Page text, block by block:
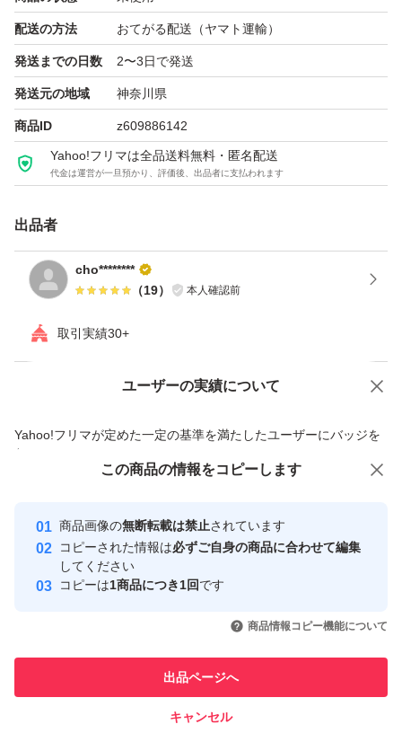
養補助食品
Brand: Myprotein
Volume: 1キロ
Diet: ベジタリアン, Informed Choice
Range: Myprotein
配送の方法 おてがる配送（ヤマト運輸）
発送までの日数 2〜3日で発送
発送元の地域 神奈川県
商品ID z609886142
Yahoo!フリマは全品送料無料・匿名配送
代金は運営が一旦預かり、評価後、出品者に支払われます
出品者
cho********
（19） 本人確認前
取引実績30+
ユーザーの実績について
Yahoo!フリマが定めた一定の基準を満たしたユーザーにバッジを
付与しています
安心取引出品者
心・安全なユーザーです
取引実績
引を完了させた実績があります
での取引実績があります
価格の相談 商品への質問
この商品の情報をコピーします
商品画像の無断転載は禁止されています
コピーされた情報は必ずご自身の商品に合わせて編集
してください
コピーは1商品につき1回です
商品情報コピー機能について
出品ページへ
キャンセル
この商品をみている人にオススメ